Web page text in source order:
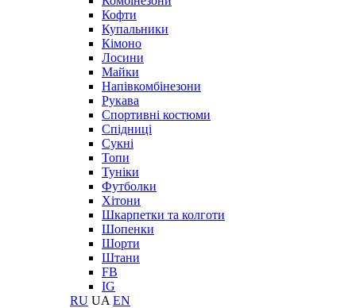
Кофти
Купальники
Кімоно
Лосини
Майки
Напівкомбінезони
Рукава
Спортивні костюми
Спідниці
Сукні
Топи
Туніки
Футболки
Хітони
Шкарпетки та колготи
Шопенки
Шорти
Штани
FB
IG
RU UA EN